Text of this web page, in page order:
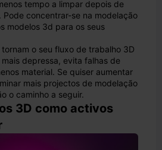
tempo a limpar depois de
Pode concentrar-se na modelação
modelos 3d para os seus
o seu fluxo de trabalho 3D
depressa, evita falhas de
material. Se quiser aumentar
mais projectos de modelação
o caminho a seguir.
3D como activos